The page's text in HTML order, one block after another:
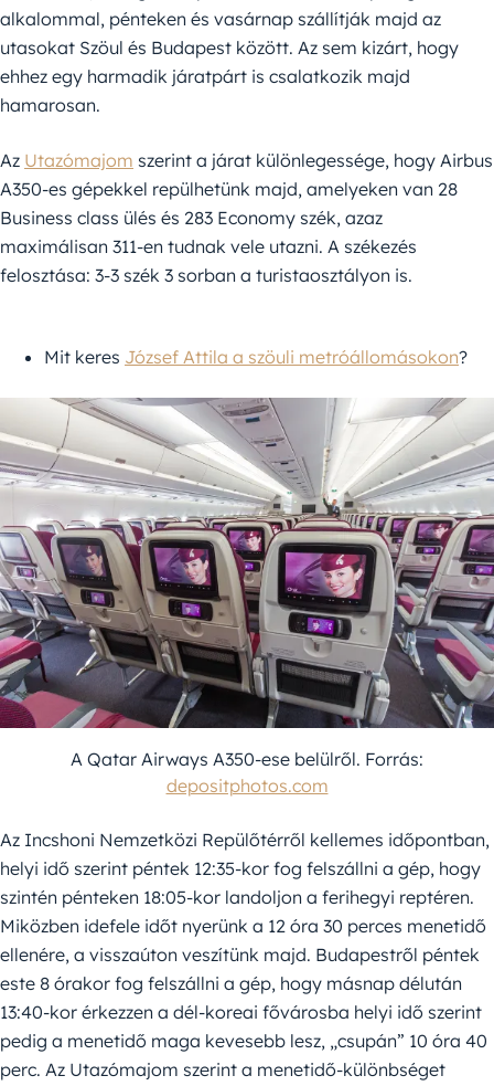
alkalommal, pénteken és vasárnap szállítják majd az
utasokat Szöul és Budapest között. Az sem kizárt, hogy
ehhez egy harmadik járatpárt is csalatkozik majd
hamarosan.
Az Utazómajom szerint a járat különlegessége, hogy Airbus
A350-es gépekkel repülhetünk majd, amelyeken van 28
Business class ülés és 283 Economy szék, azaz
maximálisan 311-en tudnak vele utazni. A székezés
felosztása: 3-3 szék 3 sorban a turistaosztályon is.
Mit keres József Attila a szöuli metróállomásokon?
A Qatar Airways A350-ese belülről. Forrás:
depositphotos.com
Az Incshoni Nemzetközi Repülőtérről kellemes időpontban,
helyi idő szerint péntek 12:35-kor fog felszállni a gép, hogy
szintén pénteken 18:05-kor landoljon a ferihegyi reptéren.
Miközben idefele időt nyerünk a 12 óra 30 perces menetidő
ellenére, a visszaúton veszítünk majd. Budapestről péntek
este 8 órakor fog felszállni a gép, hogy másnap délután
13:40-kor érkezzen a dél-koreai fővárosba helyi idő szerint
pedig a menetidő maga kevesebb lesz, „csupán” 10 óra 40
perc. Az Utazómajom szerint a menetidő-különbséget